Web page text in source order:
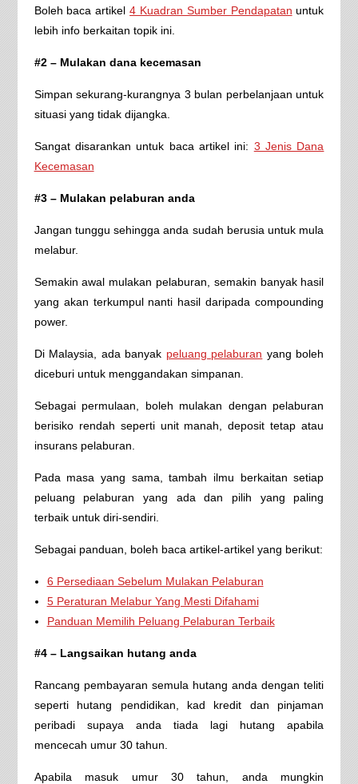
Boleh baca artikel4 Kuadran Sumber Pendapatan untuk
lebih info berkaitan topik ini.
#2 – Mulakan dana kecemasan
Simpan sekurang-kurangnya 3 bulan perbelanjaan untuk
situasi yang tidak dijangka.
Sangat disarankan untuk baca artikel ini: 3 Jenis Dana
Kecemasan
#3 – Mulakan pelaburan anda
Jangan tunggu sehingga anda sudah berusia untuk mula
melabur.
Semakin awal mulakan pelaburan, semakin banyak hasil
yang akan terkumpul nanti hasil daripada compounding
power.
Di Malaysia, ada banyak peluang pelaburan yang boleh
diceburi untuk menggandakan simpanan.
Sebagai permulaan, boleh mulakan dengan pelaburan
berisiko rendah seperti unit manah, deposit tetap atau
insurans pelaburan.
Pada masa yang sama, tambah ilmu berkaitan setiap
peluang pelaburan yang ada dan pilih yang paling
terbaik untuk diri-sendiri.
Sebagai panduan, boleh baca artikel-artikel yang berikut:
6 Persediaan Sebelum Mulakan Pelaburan
5 Peraturan Melabur Yang Mesti Difahami
Panduan Memilih Peluang Pelaburan Terbaik
#4 – Langsaikan hutang anda
Rancang pembayaran semula hutang anda dengan teliti
seperti hutang pendidikan, kad kredit dan pinjaman
peribadi supaya anda tiada lagi hutang apabila
mencecah umur 30 tahun.
Apabila masuk umur 30 tahun, anda mungkin